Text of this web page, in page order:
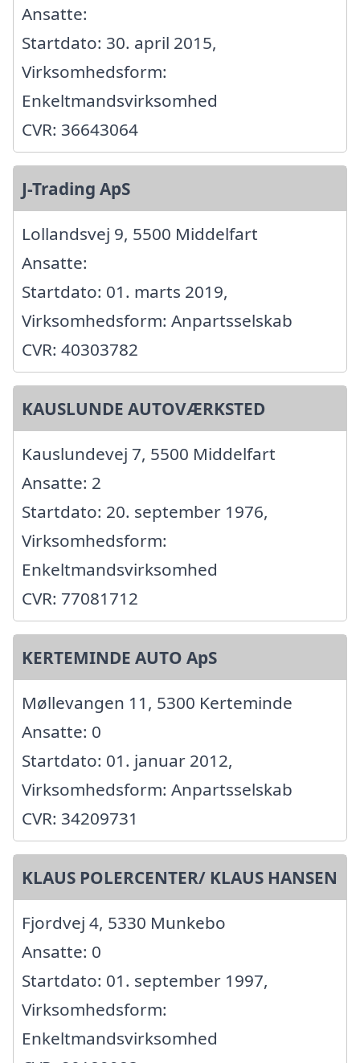
Ansatte:
Startdato: 30. april 2015,
Virksomhedsform:
Enkeltmandsvirksomhed
CVR: 36643064
J-Trading ApS
Lollandsvej 9, 5500 Middelfart
Ansatte:
Startdato: 01. marts 2019,
Virksomhedsform: Anpartsselskab
CVR: 40303782
KAUSLUNDE AUTOVÆRKSTED
Kauslundevej 7, 5500 Middelfart
Ansatte: 2
Startdato: 20. september 1976,
Virksomhedsform:
Enkeltmandsvirksomhed
CVR: 77081712
KERTEMINDE AUTO ApS
Møllevangen 11, 5300 Kerteminde
Ansatte: 0
Startdato: 01. januar 2012,
Virksomhedsform: Anpartsselskab
CVR: 34209731
KLAUS POLERCENTER/ KLAUS HANSEN
Fjordvej 4, 5330 Munkebo
Ansatte: 0
Startdato: 01. september 1997,
Virksomhedsform:
Enkeltmandsvirksomhed